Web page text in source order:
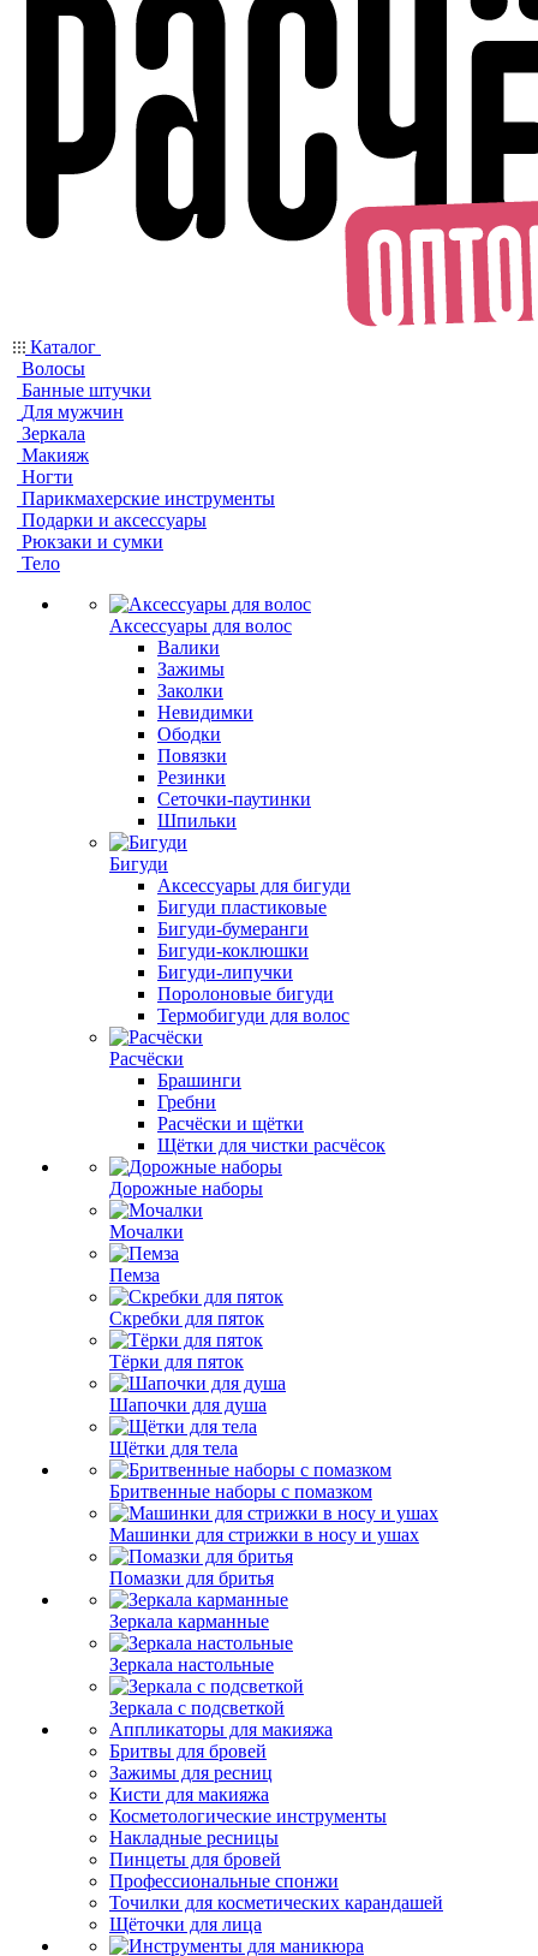
Каталог
Волосы
Банные штучки
Для мужчин
Зеркала
Макияж
Ногти
Парикмахерские инструменты
Подарки и аксессуары
Рюкзаки и сумки
Тело
Аксессуары для волос
Валики
Зажимы
Заколки
Невидимки
Ободки
Повязки
Резинки
Сеточки-паутинки
Шпильки
Бигуди
Аксессуары для бигуди
Бигуди пластиковые
Бигуди-бумеранги
Бигуди-коклюшки
Бигуди-липучки
Поролоновые бигуди
Термобигуди для волос
Расчёски
Брашинги
Гребни
Расчёски и щётки
Щётки для чистки расчёсок
Дорожные наборы
Мочалки
Пемза
Скребки для пяток
Тёрки для пяток
Шапочки для душа
Щётки для тела
Бритвенные наборы с помазком
Машинки для стрижки в носу и ушах
Помазки для бритья
Зеркала карманные
Зеркала настольные
Зеркала с подсветкой
Аппликаторы для макияжа
Бритвы для бровей
Зажимы для ресниц
Кисти для макияжа
Косметологические инструменты
Накладные ресницы
Пинцеты для бровей
Профессиональные спонжи
Точилки для косметических карандашей
Щёточки для лица